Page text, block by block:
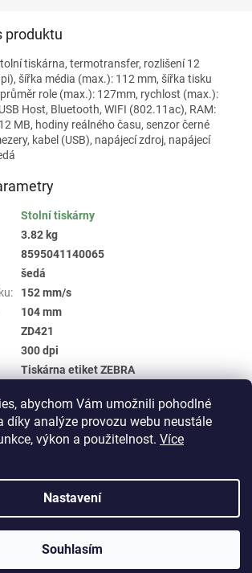
abychom Vám umožnili pohodlné
díky analýze provozu webu neustále
výkon a použitelnost. Více
Nastavení
Souhlasím
produktu
tiskárna, termotransfer, rozlišení 12
šířka média (max.): 112 mm, šířka tisku
role (max.): 127mm, rychlost (max.):
Host, Bluetooth, WIFI (802.11ac), RAM:
MB, hodiny reálného času, senzor černé
kabel (USB), napájecí zdroj, napájecí
Stolní tiskárny
3.82 kg
8595041140065
šedá
:
152 mm/s
104 mm
ZD421
300 dpi
Tiskárna etiket ZEBRA
termotransfer
vyhrazena.